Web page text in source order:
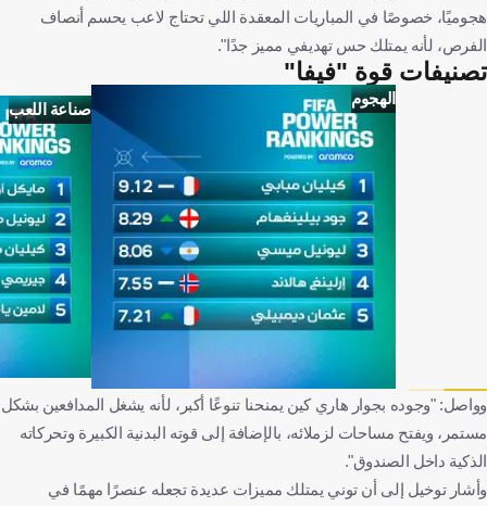
هجوميًا، خصوصًا في المباريات المعقدة اللي تحتاج لاعب يحسم أنصاف
الفرص، لأنه يمتلك حس تهديفي مميز جدًا".
تصنيفات قوة "فيفا"
الهجوم
صناعة اللعب
وواصل: "وجوده بجوار هاري كين يمنحنا تنوعًا أكبر، لأنه يشغل المدافعين بشكل
مستمر، ويفتح مساحات لزملائه، بالإضافة إلى قوته البدنية الكبيرة وتحركاته
الذكية داخل الصندوق".
وأشار توخيل إلى أن توني يمتلك مميزات عديدة تجعله عنصرًا مهمًا في